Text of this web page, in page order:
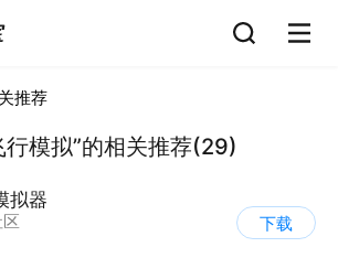
推荐
行模拟”的相关推荐(29)
拟器
下载